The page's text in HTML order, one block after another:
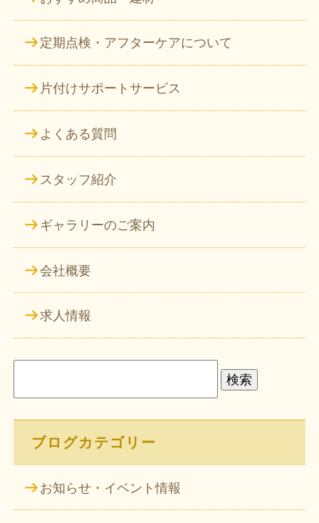
定期点検・アフターケアについて
片付けサポートサービス
よくある質問
スタッフ紹介
ギャラリーのご案内
会社概要
求人情報
ブログカテゴリー
お知らせ・イベント情報